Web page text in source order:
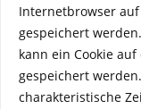
Internetbrowser
gespeichert
kann ein Cookie
gespeichert
charakteristische